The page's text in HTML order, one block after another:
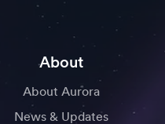
About
About Aurora
News & Updates